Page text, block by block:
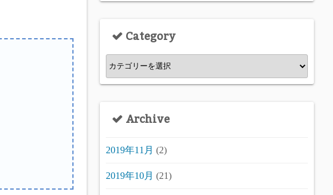
Category
C
a
r
y
Archive
2019年11月 (2)
2019年10月 (21)